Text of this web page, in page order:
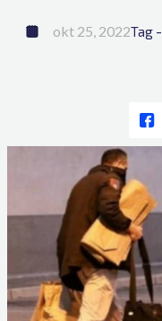
okt 25, 2022Tag -